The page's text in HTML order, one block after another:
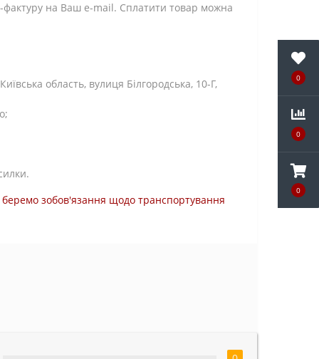
0
0
0
фактуру на Ваш e-mail. Сплатити товар можна
область, вулиця Білгородська, 10-Г,
беремо зобов'язання щодо транспортування